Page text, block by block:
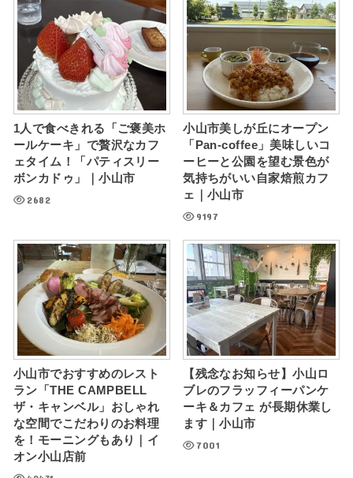
1人で食べきれる「ご褒美ホ
ールケーキ」で贅沢なカフ
ェタイム！「パティスリー
ボンカドゥ」｜小山市
2682
小山市美しが丘にオープン
「Pan-coffee」美味しいコ
ーヒーと公園を望む景色が
気持ちがいい自家焙煎カフ
ェ｜小山市
9197
小山市でおすすめのレスト
ラン「THE CAMPBELL
ザ・キャンベル」おしゃれ
な空間でこだわりのお料理
を！モーニングもあり｜イ
オン小山店前
【残念なお知らせ】小山ロ
ブレのフラッフィーパンケ
ーキ＆カフェ が長期休業し
ます｜小山市
7001